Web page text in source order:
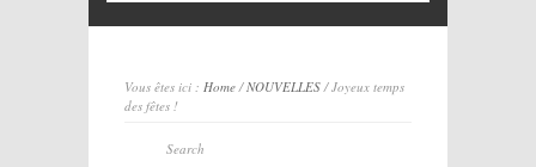
Vous êtes ici : Home/NOUVELLES/ Joyeux temps
des fêtes !